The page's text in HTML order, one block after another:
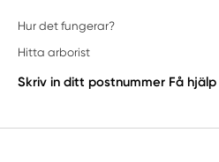
Hur det fungerar?
Hitta arborist
Skriv in ditt postnummer Få